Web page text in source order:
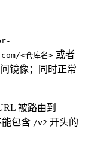
<仓库名> 或者
镜像；同时正常
被路由到
能包含 /v2 开头的